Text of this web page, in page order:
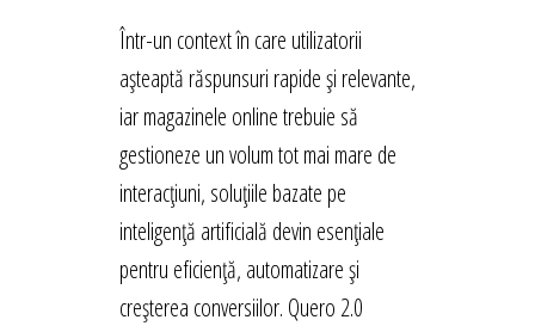
Într-un context în care utilizatorii
așteaptă răspunsuri rapide și relevante,
iar magazinele online trebuie să
gestioneze un volum tot mai mare de
interacțiuni, soluțiile bazate pe
inteligență artificială devin esențiale
pentru eficiență, automatizare și
creșterea conversiilor. Quero 2.0